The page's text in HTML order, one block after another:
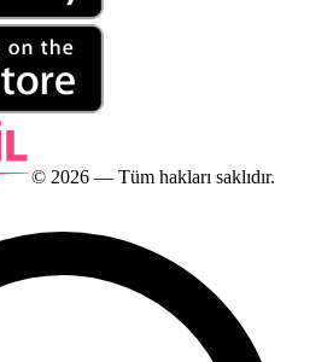
© 2026 — Tüm hakları saklıdır.